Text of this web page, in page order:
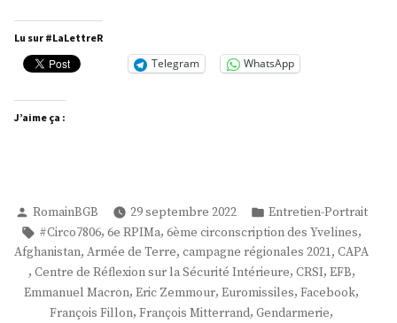
de
Montbrial »
Lu sur #LaLettreR
Telegram WhatsApp
J’aime ça :
Publié
par
RomainBGB 29 septembre 2022
Publié
dans
Entretien-Portrait
Étiquettes :
#Circo7806, 6e RPIMa, 6ème circonscription des Yvelines,
Afghanistan, Armée de Terre, campagne régionales 2021, CAPA
, Centre de Réflexion sur la Sécurité Intérieure, CRSI, EFB,
Emmanuel Macron, Eric Zemmour, Euromissiles, Facebook,
François Fillon, François Mitterrand, Gendarmerie,